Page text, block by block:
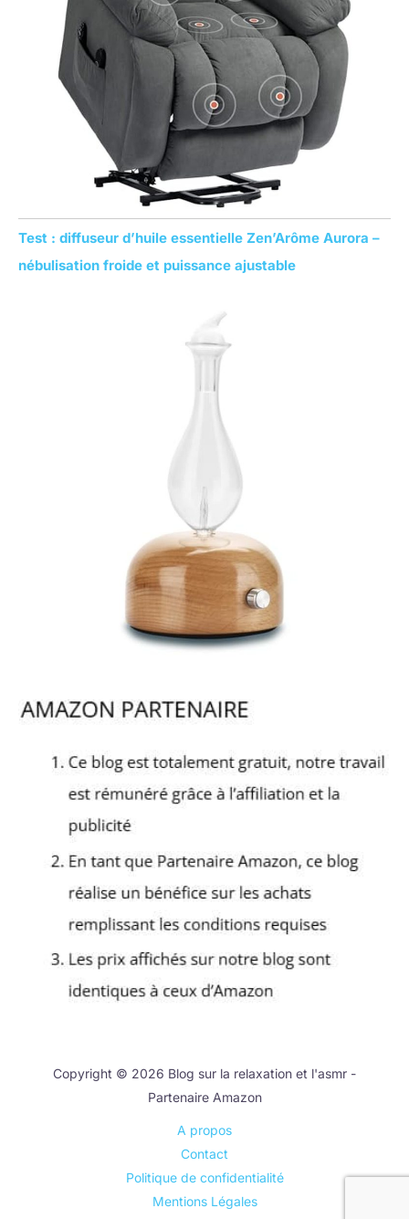
Test : diffuseur d’huile essentielle Zen’Arôme Aurora –
nébulisation froide et puissance ajustable
Copyright © 2026 Blog sur la relaxation et l'asmr -
Partenaire Amazon
A propos
Contact
Politique de confidentialité
Mentions Légales